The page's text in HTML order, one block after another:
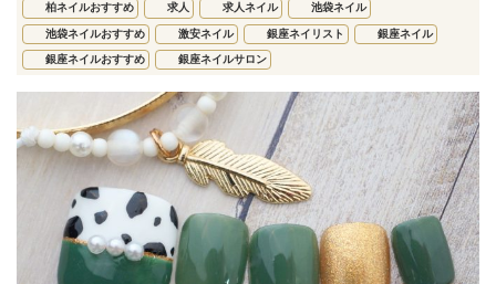
柏ネイルおすすめ 求人 求人ネイル 池袋ネイル
池袋ネイルおすすめ 激安ネイル 銀座ネイリスト 銀座ネイル
銀座ネイルおすすめ 銀座ネイルサロン